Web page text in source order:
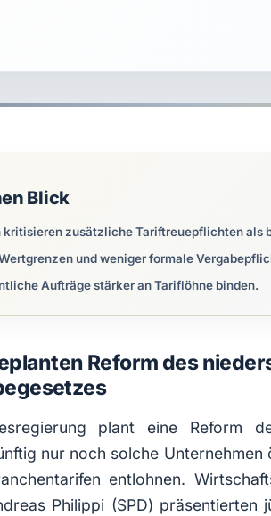
Blick
kritisieren zusätzliche Tariftreuepflichten als
und weniger formale
Aufträge stärker an Tariflöhne binden.
Reform des
plant eine Reform
nur noch solche Unternehmen
entlohnen.
Philippi (SPD) präsentierten